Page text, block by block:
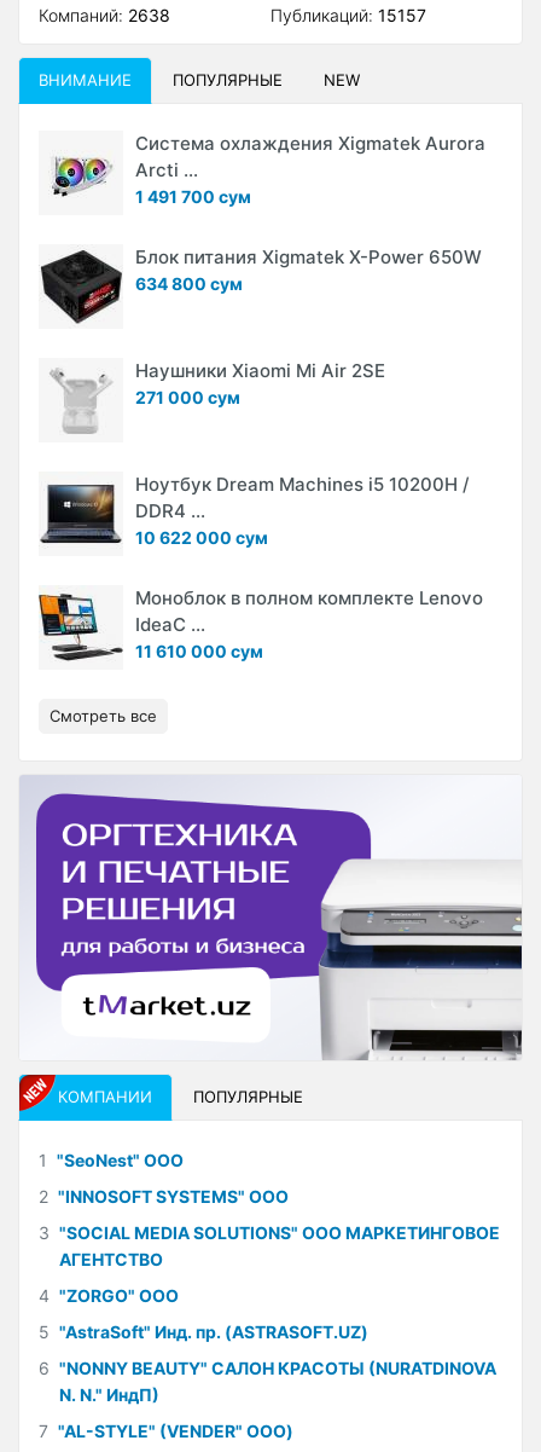
Компаний: 2638
Публикаций: 15157
ВНИМАНИЕ ПОПУЛЯРНЫЕ NEW
Система охлаждения Xigmatek Aurora
Arcti ...
1 491 700 сум
Блок питания Xigmatek X-Power 650W
634 800 сум
Наушники Xiaomi Mi Air 2SE
271 000 сум
Ноутбук Dream Machines i5 10200H /
DDR4 ...
10 622 000 сум
Моноблок в полном комплекте Lenovo
IdeaC ...
11 610 000 сум
Смотреть все
КОМПАНИИ ПОПУЛЯРНЫЕ
1 "SeoNest" ООО
2 "INNOSOFT SYSTEMS" ООО
3 "SOCIAL MEDIA SOLUTIONS" ООО МАРКЕТИНГОВОЕ
АГЕНТСТВО
4 "ZORGO" ООО
5 "AstraSoft" Инд. пр. (ASTRASOFT.UZ)
6 "NONNY BEAUTY" САЛОН КРАСОТЫ (NURATDINOVA
N. N." ИндП)
7 "AL-STYLE" (VENDER" ООО)